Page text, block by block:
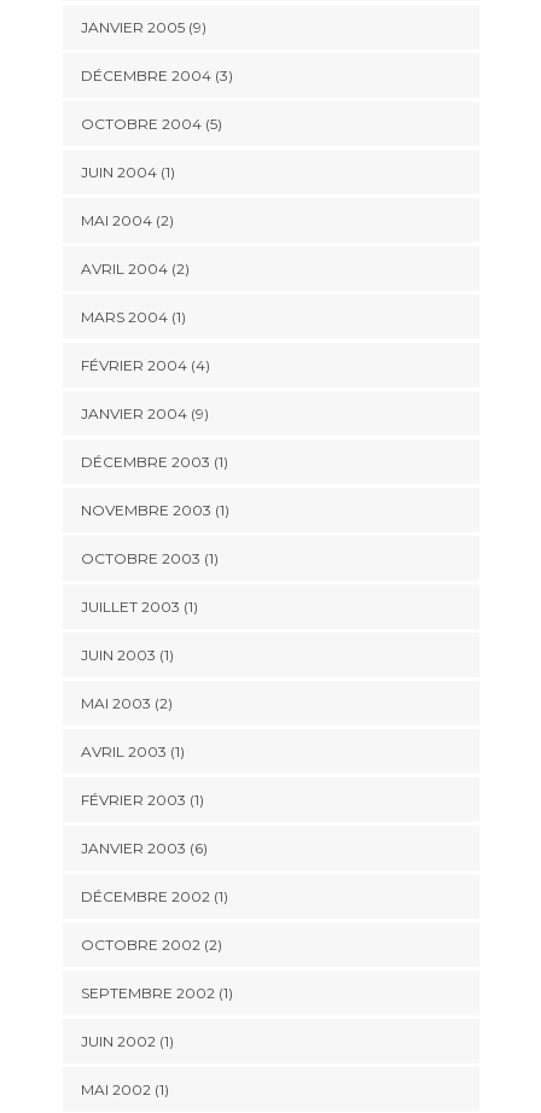
JANVIER 2005 (9)
DÉCEMBRE 2004 (3)
OCTOBRE 2004 (5)
JUIN 2004 (1)
MAI 2004 (2)
AVRIL 2004 (2)
MARS 2004 (1)
FÉVRIER 2004 (4)
JANVIER 2004 (9)
DÉCEMBRE 2003 (1)
NOVEMBRE 2003 (1)
OCTOBRE 2003 (1)
JUILLET 2003 (1)
JUIN 2003 (1)
MAI 2003 (2)
AVRIL 2003 (1)
FÉVRIER 2003 (1)
JANVIER 2003 (6)
DÉCEMBRE 2002 (1)
OCTOBRE 2002 (2)
SEPTEMBRE 2002 (1)
JUIN 2002 (1)
MAI 2002 (1)